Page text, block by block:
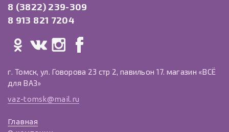
8 (3822) 239-309
8 913 821 7204
г. Томск, ул. Говорова 23 стр 2, павильон 17. магазин «ВСЁ
для ВАЗ»
vaz-tomsk@mail.ru
Главная